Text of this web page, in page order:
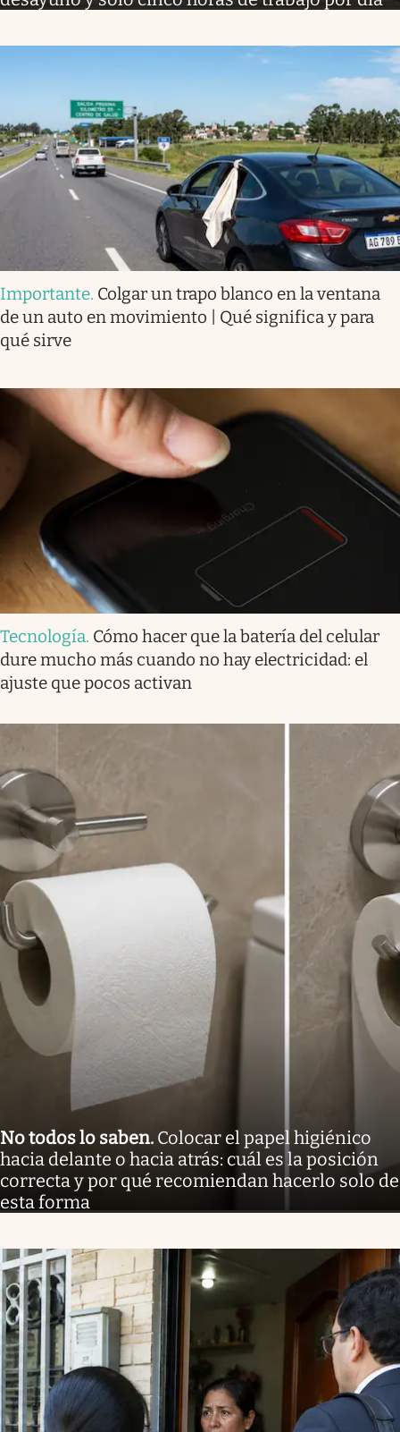
Importante. Colgar un trapo blanco en la ventana
de un auto en movimiento | Qué significa y para
qué sirve
Tecnología. Cómo hacer que la batería del celular
dure mucho más cuando no hay electricidad: el
ajuste que pocos activan
No todos lo saben. Colocar el papel higiénico
hacia delante o hacia atrás: cuál es la posición
correcta y por qué recomiendan hacerlo solo de
esta forma